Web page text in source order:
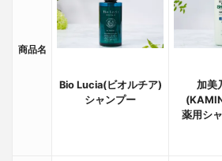
商品名
Bio Lucia(ビオルチア)
シャンプー
加美
薬用シ